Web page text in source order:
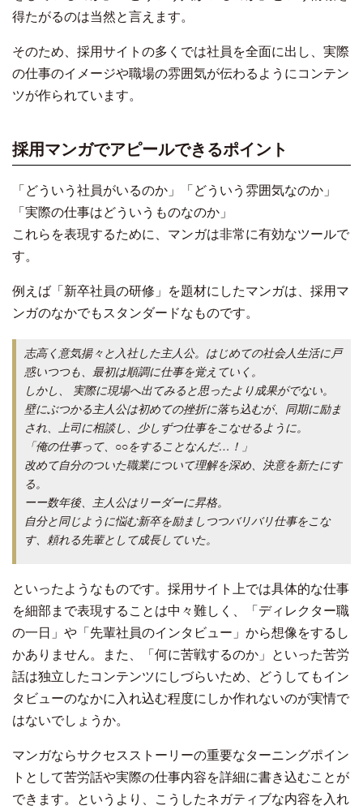
得たがるのは当然と言えます。
そのため、採用サイトの多くでは社員を全面に出し、実際
の仕事のイメージや職場の雰囲気が伝わるようにコンテン
ツが作られています。
採用マンガでアピールできるポイント
「どういう社員がいるのか」「どういう雰囲気なのか」
「実際の仕事はどういうものなのか」
これらを表現するために、マンガは非常に有効なツールで
す。
例えば「新卒社員の研修」を題材にしたマンガは、採用マ
ンガのなかでもスタンダードなものです。
志高く意気揚々と入社した主人公。はじめての社会人生活に戸
惑いつつも、最初は順調に仕事を覚えていく。
しかし、 実際に現場へ出てみると思ったより成果がでない。
壁にぶつかる主人公は初めての挫折に落ち込むが、同期に励ま
され、上司に相談し、少しずつ仕事をこなせるように。
「俺の仕事って、○○をすることなんだ…！」
改めて自分のついた職業について理解を深め、決意を新たにす
る。
ーー数年後、主人公はリーダーに昇格。
自分と同じように悩む新卒を励ましつつバリバリ仕事をこな
す、頼れる先輩として成長していた。
といったようなものです。採用サイト上では具体的な仕事
を細部まで表現することは中々難しく、「ディレクター職
の一日」や「先輩社員のインタビュー」から想像をするし
かありません。また、「何に苦戦するのか」といった苦労
話は独立したコンテンツにしづらいため、どうしてもイン
タビューのなかに入れ込む程度にしか作れないのが実情で
はないでしょうか。
マンガならサクセスストーリーの重要なターニングポイン
トとして苦労話や実際の仕事内容を詳細に書き込むことが
できます。というより、こうしたネガティブな内容を入れ